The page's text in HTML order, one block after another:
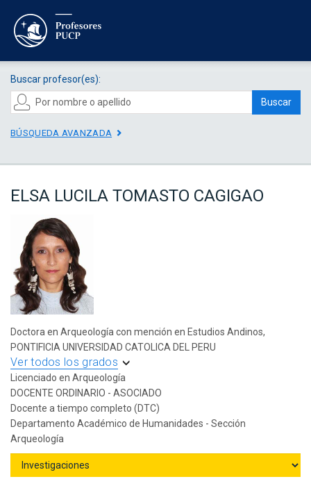
Buscar profesor(es):
Buscar
BÚSQUEDA AVANZADA
ELSA LUCILA TOMASTO CAGIGAO
Doctora en Arqueología con mención en Estudios Andinos,
PONTIFICIA UNIVERSIDAD CATOLICA DEL PERU
Ver todos los grados
Licenciado en Arqueología
DOCENTE ORDINARIO - ASOCIADO
Docente a tiempo completo (DTC)
Departamento Académico de Humanidades - Sección
Arqueología